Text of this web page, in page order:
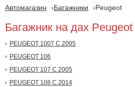
Автомагазин Багажники Peugeot
Багажник на дах Peugeot
PEUGEOT 1007 С 2005
PEUGEOT 106
PEUGEOT 107 С 2005
PEUGEOT 108 С 2014